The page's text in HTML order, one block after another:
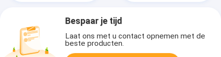
Bespaar je tijd
Laat ons met u contact opnemen met de
beste producten.